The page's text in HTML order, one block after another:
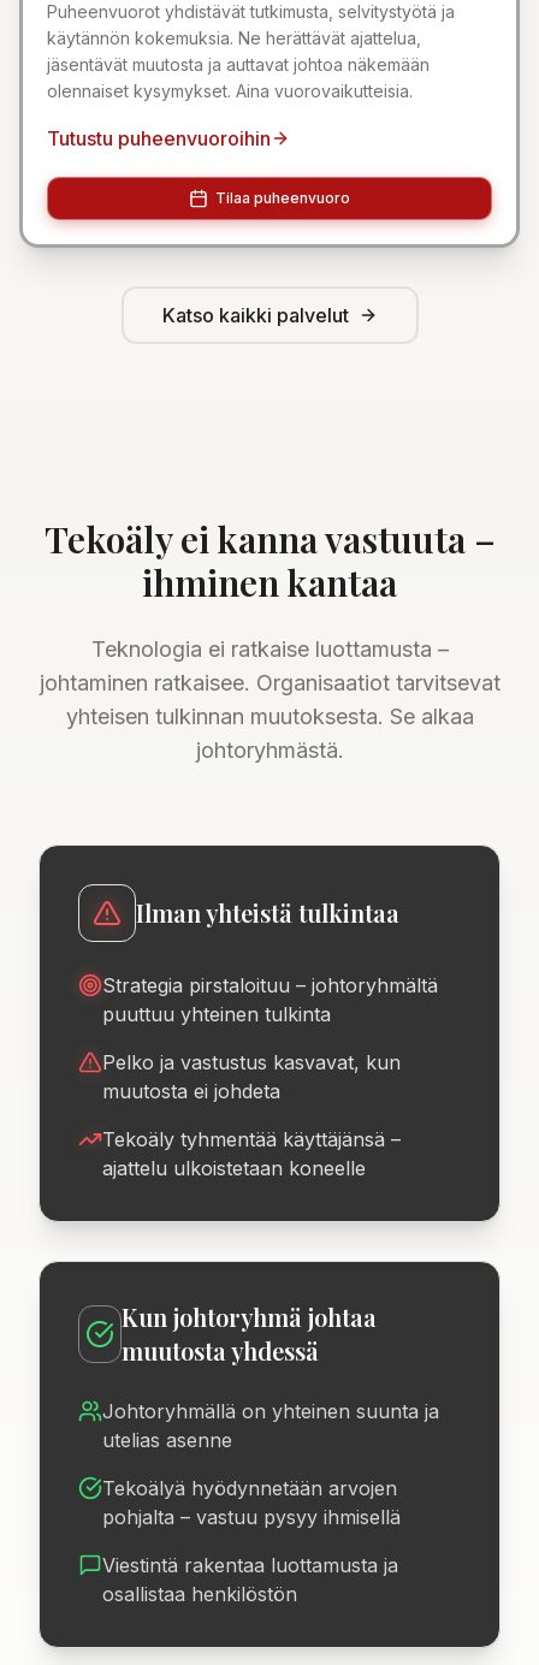
Puheenvuorot yhdistävät tutkimusta, selvitystyötä ja
käytännön kokemuksia. Ne herättävät ajattelua,
jäsentävät muutosta ja auttavat johtoa näkemään
olennaiset kysymykset. Aina vuorovaikutteisia.
Tutustu puheenvuoroihin
Tilaa puheenvuoro
Katso kaikki palvelut
Tekoäly ei kanna vastuuta –
ihminen kantaa
Teknologia ei ratkaise luottamusta –
johtaminen ratkaisee. Organisaatiot tarvitsevat
yhteisen tulkinnan muutoksesta. Se alkaa
johtoryhmästä.
Ilman yhteistä tulkintaa
Strategia pirstaloituu – johtoryhmältä
puuttuu yhteinen tulkinta
Pelko ja vastustus kasvavat, kun
muutosta ei johdeta
Tekoäly tyhmentää käyttäjänsä –
ajattelu ulkoistetaan koneelle
Kun johtoryhmä johtaa
muutosta yhdessä
Johtoryhmällä on yhteinen suunta ja
utelias asenne
Tekoälyä hyödynnetään arvojen
pohjalta – vastuu pysyy ihmisellä
Viestintä rakentaa luottamusta ja
osallistaa henkilöstön